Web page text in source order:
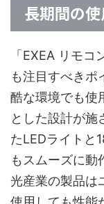
長期間の
「EXEA リモ
も注目すべきポ
酷な環境でも使
とした設計が施
たLEDライトと
もスムーズに動
光産業の製品は